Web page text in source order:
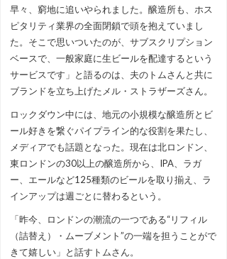
早々、窮地に追いやられました。醸造所も、ホス
ピタリティ業界の全面閉鎖で頭を抱えていまし
た。そこで思いついたのが、サブスクリプション
ベースで、一般家庭に生ビールを配達するという
サービスです」と語るのは、夫のトムさんと共に
ブランドを立ち上げたメル・ストラザーズさん。
ロックダウン中には、地元の小規模な醸造所とビ
ール好きを繋ぐパイプライン的な役割を果たし、
メディアでも話題となった。現在は北ロンドン、
東ロンドンの30以上の醸造所から、IPA、ラガ
ー、エールなど125種類のビールを取り揃え、ラ
インアップは週ごとに替わるという。
「昨今、ロンドンの潮流の一つである“リフィル
（詰替え）・ムーブメント”の一端を担うことがで
きて嬉しい」と話すトムさん。